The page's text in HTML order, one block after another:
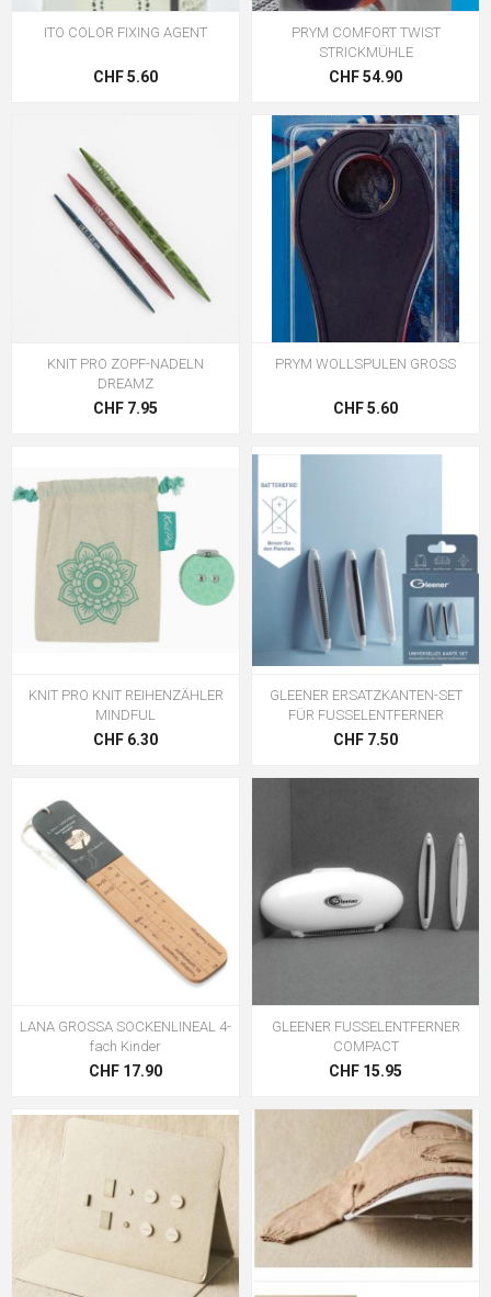
ITO COLOR FIXING AGENT
CHF 5.60
PRYM COMFORT TWIST
STRICKMÜHLE
CHF 54.90
KNIT PRO ZOPF-NADELN
DREAMZ
CHF 7.95
PRYM WOLLSPULEN GROSS
CHF 5.60
KNIT PRO KNIT REIHENZÄHLER
MINDFUL
CHF 6.30
GLEENER ERSATZKANTEN-SET
FÜR FUSSELENTFERNER
CHF 7.50
LANA GROSSA SOCKENLINEAL 4-
fach Kinder
CHF 17.90
GLEENER FUSSELENTFERNER
COMPACT
CHF 15.95